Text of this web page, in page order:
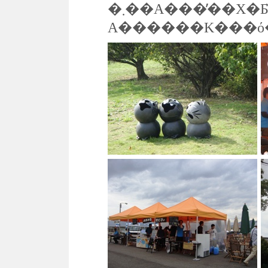
�܂��A���̕��X�Ƃ̌𗬁